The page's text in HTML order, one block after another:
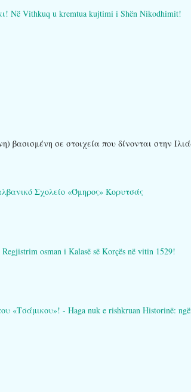
Në Vithkuq u kremtua kujtimi i Shën Nikodhimit!
βασισμένη σε στοιχεία που δίνονται στην
Σχολείο «Όμηρος» Κορυτσάς
osman i Kalasë së Korçës në vitin 1529!
«Τσάμικου»! - Haga nuk e rishkruan Historinë: